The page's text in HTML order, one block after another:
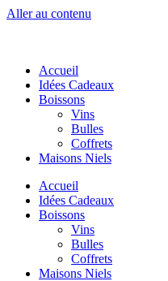
Aller au contenu
Accueil
Idées Cadeaux
Boissons
Vins
Bulles
Coffrets
Maisons Niels
Accueil
Idées Cadeaux
Boissons
Vins
Bulles
Coffrets
Maisons Niels